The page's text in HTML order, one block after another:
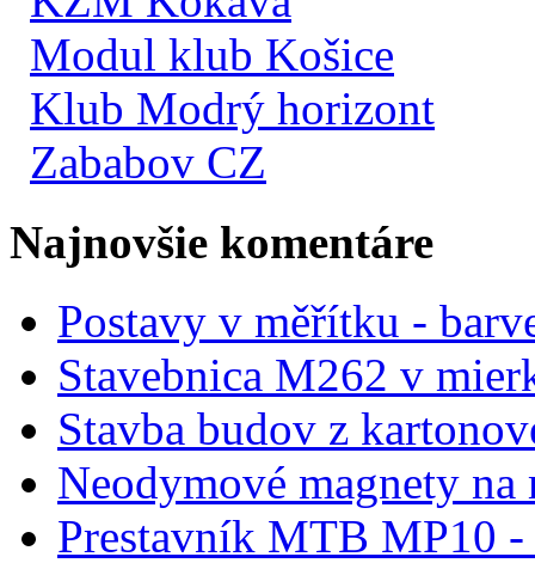
Modul klub Košice
Klub Modrý horizont
Zababov CZ
Najnovšie komentáre
Postavy v měřítku -
Stavebnica M262 v
Stavba budov z
Neodymové magnety na
Prestavník MTB MP10